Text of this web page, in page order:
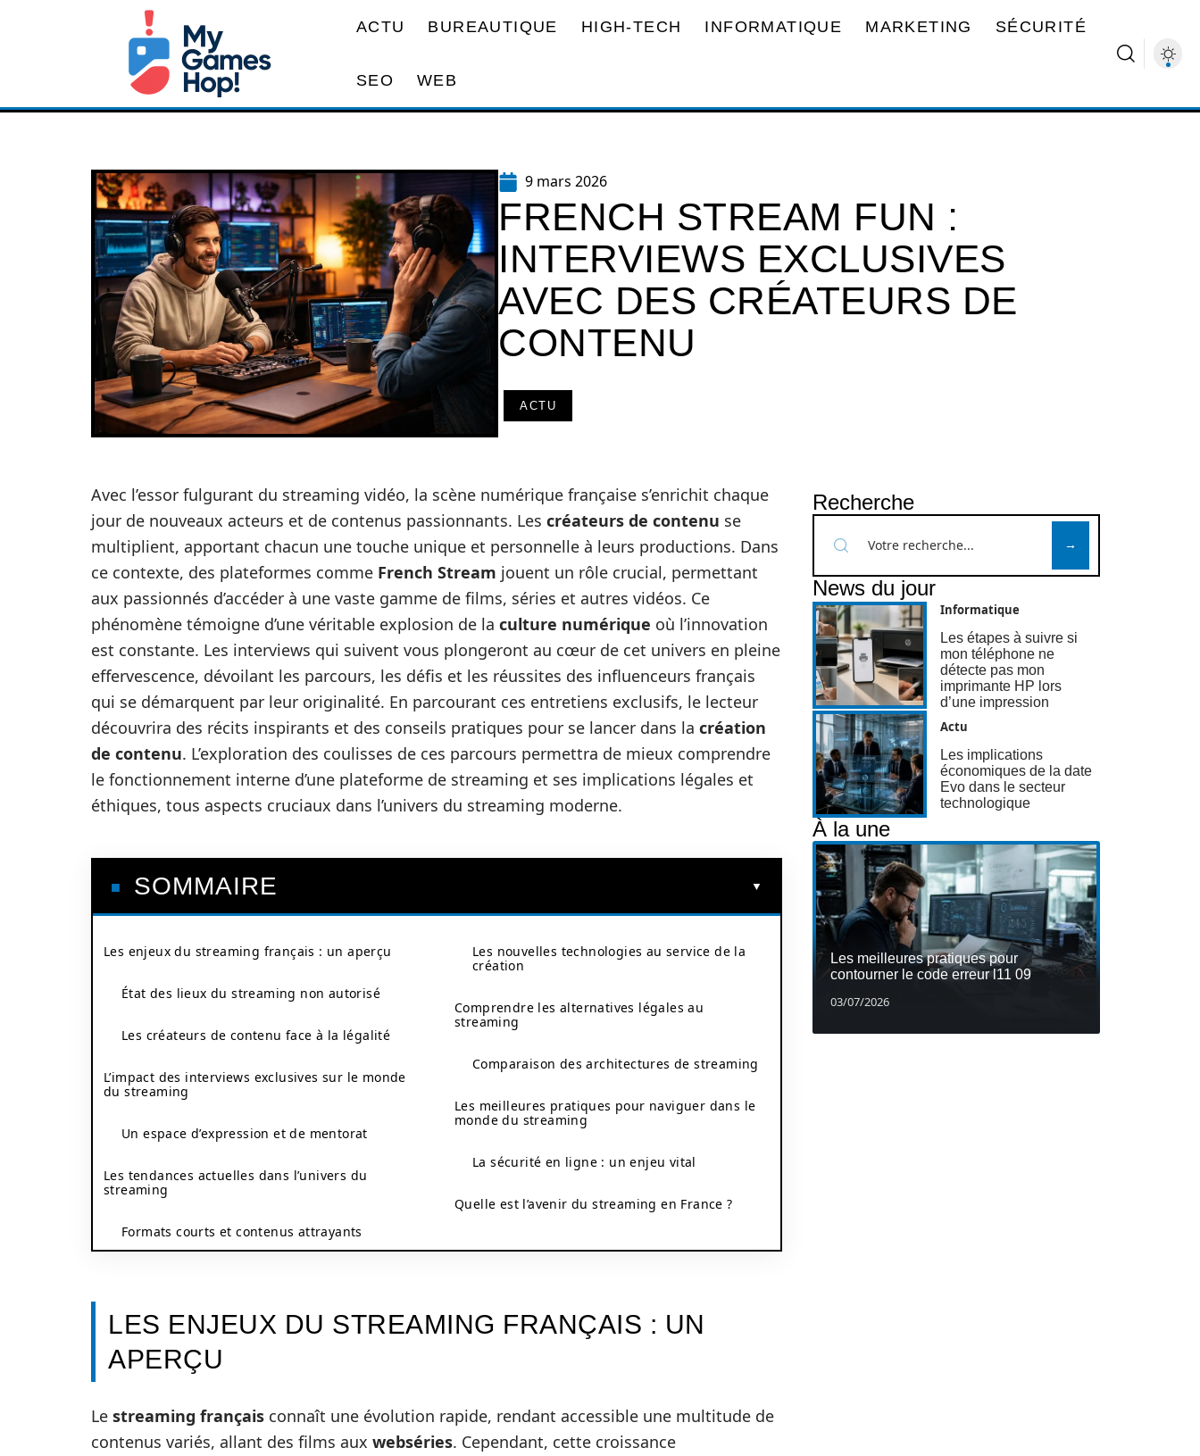
ACTU BUREAUTIQUE HIGH-TECH INFORMATIQUE MARKETING SÉCURITÉ
SEO WEB
9 mars 2026
FRENCH STREAM FUN :
INTERVIEWS EXCLUSIVES
AVEC DES CRÉATEURS DE
CONTENU
ACTU
Avec l’essor fulgurant du streaming vidéo, la scène numérique française s’enrichit chaque
jour de nouveaux acteurs et de contenus passionnants. Les créateurs de contenu se
multiplient, apportant chacun une touche unique et personnelle à leurs productions. Dans
ce contexte, des plateformes comme French Stream jouent un rôle crucial, permettant
aux passionnés d’accéder à une vaste gamme de films, séries et autres vidéos. Ce
phénomène témoigne d’une véritable explosion de la culture numérique où l’innovation
est constante. Les interviews qui suivent vous plongeront au cœur de cet univers en pleine
effervescence, dévoilant les parcours, les défis et les réussites des influenceurs français
qui se démarquent par leur originalité. En parcourant ces entretiens exclusifs, le lecteur
découvrira des récits inspirants et des conseils pratiques pour se lancer dans la création
de contenu. L’exploration des coulisses de ces parcours permettra de mieux comprendre
le fonctionnement interne d’une plateforme de streaming et ses implications légales et
éthiques, tous aspects cruciaux dans l’univers du streaming moderne.
SOMMAIRE
Les enjeux du streaming français : un aperçu
État des lieux du streaming non autorisé
Les créateurs de contenu face à la légalité
L’impact des interviews exclusives sur le monde
du streaming
Un espace d’expression et de mentorat
Les tendances actuelles dans l’univers du
streaming
Formats courts et contenus attrayants
Les nouvelles technologies au service de la
création
Comprendre les alternatives légales au
streaming
Comparaison des architectures de streaming
Les meilleures pratiques pour naviguer dans le
monde du streaming
La sécurité en ligne : un enjeu vital
Quelle est l’avenir du streaming en France ?
LES ENJEUX DU STREAMING FRANÇAIS : UN
APERÇU
Le streaming français connaît une évolution rapide, rendant accessible une multitude de
contenus variés, allant des films aux webséries. Cependant, cette croissance
Recherche
News du jour
Informatique
Les étapes à suivre si
mon téléphone ne
détecte pas mon
imprimante HP lors
d’une impression
Actu
Les implications
économiques de la date
Evo dans le secteur
technologique
À la une
Les meilleures pratiques pour
contourner le code erreur l11 09
03/07/2026